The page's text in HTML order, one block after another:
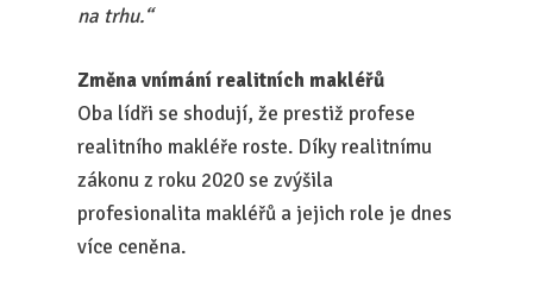
na trhu.“
Změna vnímání realitních makléřů
Oba lídři se shodují, že prestiž profese
realitního makléře roste. Díky realitnímu
zákonu z roku 2020 se zvýšila
profesionalita makléřů a jejich role je dnes
více ceněna.